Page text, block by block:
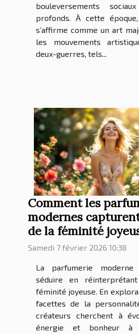
bouleversements
profonds. À cette
s’affirme comme un art
les mouvements
deux-guerres, tels...
Comment les
modernes
de la féminité
Samedi 7 février 2026 10:38
La parfumerie
séduire en
féminité joyeuse. En
facettes de la
créateurs cherchent à
énergie et bonheur à